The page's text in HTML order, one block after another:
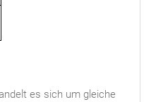
es sich um gleiche